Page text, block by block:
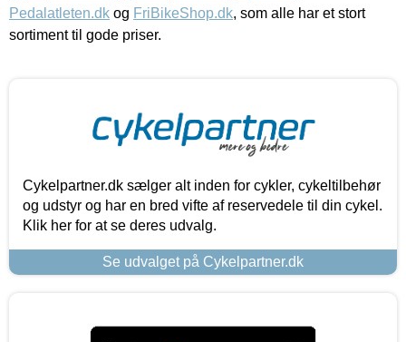
Pedalatleten.dk og FriBikeShop.dk, som alle har et stort
sortiment til gode priser.
Cykelpartner.dk sælger alt inden for cykler, cykeltilbehør
og udstyr og har en bred vifte af reservedele til din cykel.
Klik her for at se deres udvalg.
Se udvalget på Cykelpartner.dk